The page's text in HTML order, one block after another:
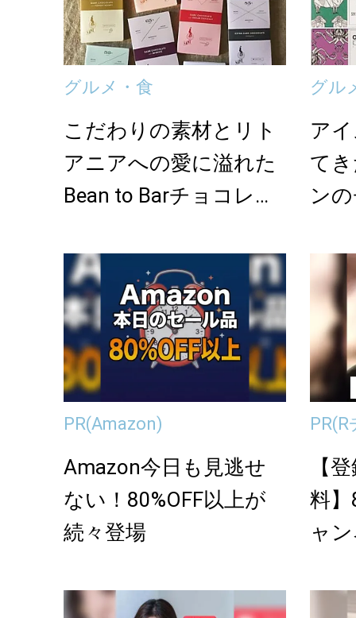
グルメ・食
こだわりの素材とリト
アニアへの愛に溢れた
Bean to Barチョコレー
グル
ア
て
ン
PR(Amazon)
Amazon今日も見逃せ
ない！80%OFF以上が
続々登場
PR(R
【
料
ャ